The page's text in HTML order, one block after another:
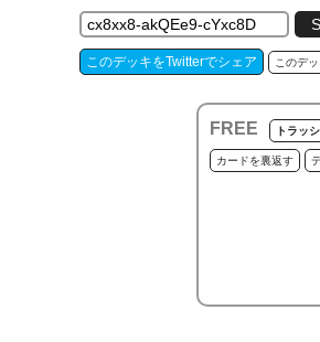
このデッキをTwitterでシェア このデ
FREE トラッ
カードを裏返す